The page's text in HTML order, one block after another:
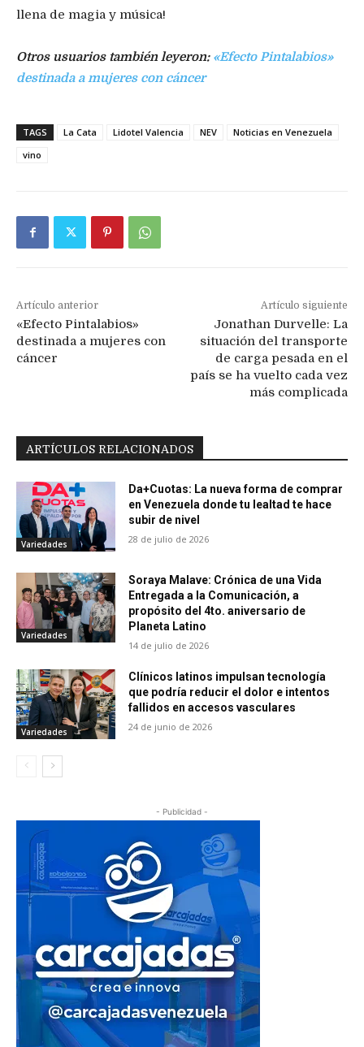
llena de magia y música!
Otros usuarios también leyeron: «Efecto Pintalabios»
destinada a mujeres con cáncer
TAGS La Cata Lidotel Valencia NEV
Noticias en Venezuela
vino
Artículo anterior
«Efecto Pintalabios»
destinada a mujeres con
cáncer
Artículo siguiente
Jonathan Durvelle: La
situación del transporte
de carga pesada en el
país se ha vuelto cada vez
más complicada
ARTÍCULOS RELACIONADOS
Variedades
Da+Cuotas: La nueva forma de comprar
en Venezuela donde tu lealtad te hace
subir de nivel
28 de julio de 2026
Variedades
Soraya Malave: Crónica de una Vida
Entregada a la Comunicación, a
propósito del 4to. aniversario de
Planeta Latino
14 de julio de 2026
Variedades
Clínicos latinos impulsan tecnología
que podría reducir el dolor e intentos
fallidos en accesos vasculares
24 de junio de 2026
- Publicidad -